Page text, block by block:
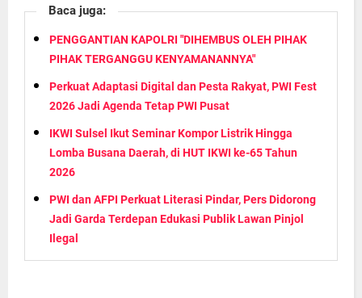
Baca juga:
PENGGANTIAN KAPOLRI "DIHEMBUS OLEH PIHAK
PIHAK TERGANGGU KENYAMANANNYA"
Perkuat Adaptasi Digital dan Pesta Rakyat, PWI Fest
2026 Jadi Agenda Tetap PWI Pusat
IKWI Sulsel Ikut Seminar Kompor Listrik Hingga
Lomba Busana Daerah, di HUT IKWI ke-65 Tahun
2026
PWI dan AFPI Perkuat Literasi Pindar, Pers Didorong
Jadi Garda Terdepan Edukasi Publik Lawan Pinjol
Ilegal